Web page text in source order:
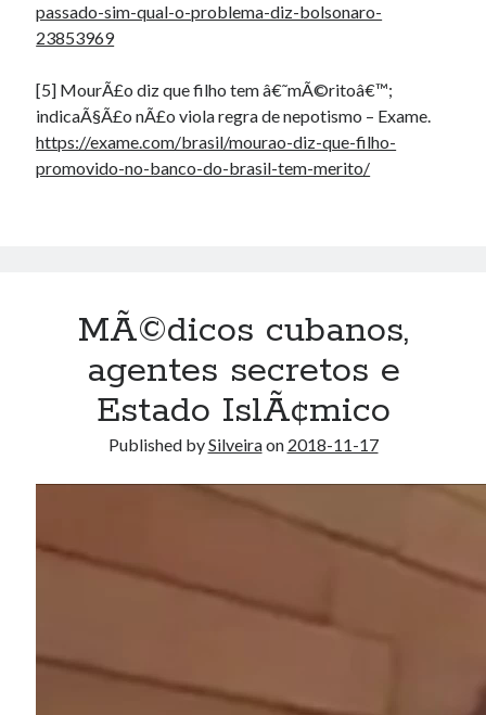
passado-sim-qual-o-problema-diz-bolsonaro-
23853969
[5] MourÃ£o diz que filho tem â€˜mÃ©ritoâ€™;
indicaÃ§Ã£o nÃ£o viola regra de nepotismo – Exame.
https://exame.com/brasil/mourao-diz-que-filho-
promovido-no-banco-do-brasil-tem-merito/
MÃ©dicos cubanos,
agentes secretos e
Estado IslÃ¢mico
Published bySilveiraon 2018-11-17